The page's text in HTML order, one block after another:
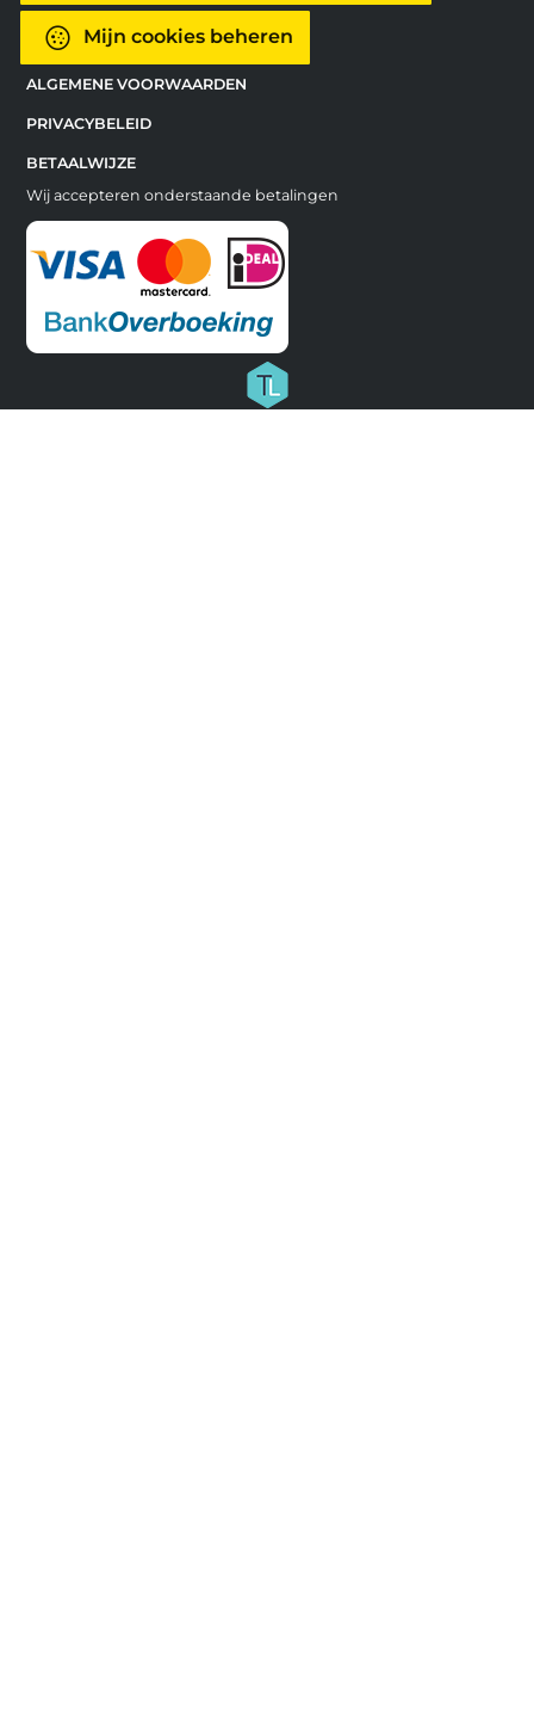
Mijn cookies beheren
ALGEMENE VOORWAARDEN
PRIVACYBELEID
BETAALWIJZE
Wij accepteren onderstaande betalingen